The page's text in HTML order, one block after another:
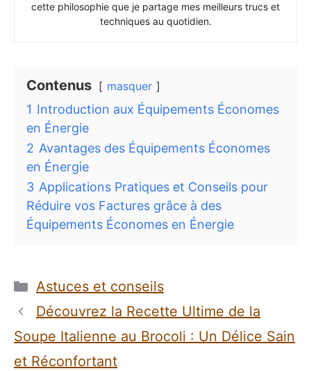
cette philosophie que je partage mes meilleurs trucs et
techniques au quotidien.
Contenus masquer
1 Introduction aux Équipements Économes
en Énergie
2 Avantages des Équipements Économes
en Énergie
3 Applications Pratiques et Conseils pour
Réduire vos Factures grâce à des
Équipements Économes en Énergie
Catégories
Astuces et conseils
Découvrez la Recette Ultime de la
Soupe Italienne au Brocoli : Un Délice Sain
et Réconfortant